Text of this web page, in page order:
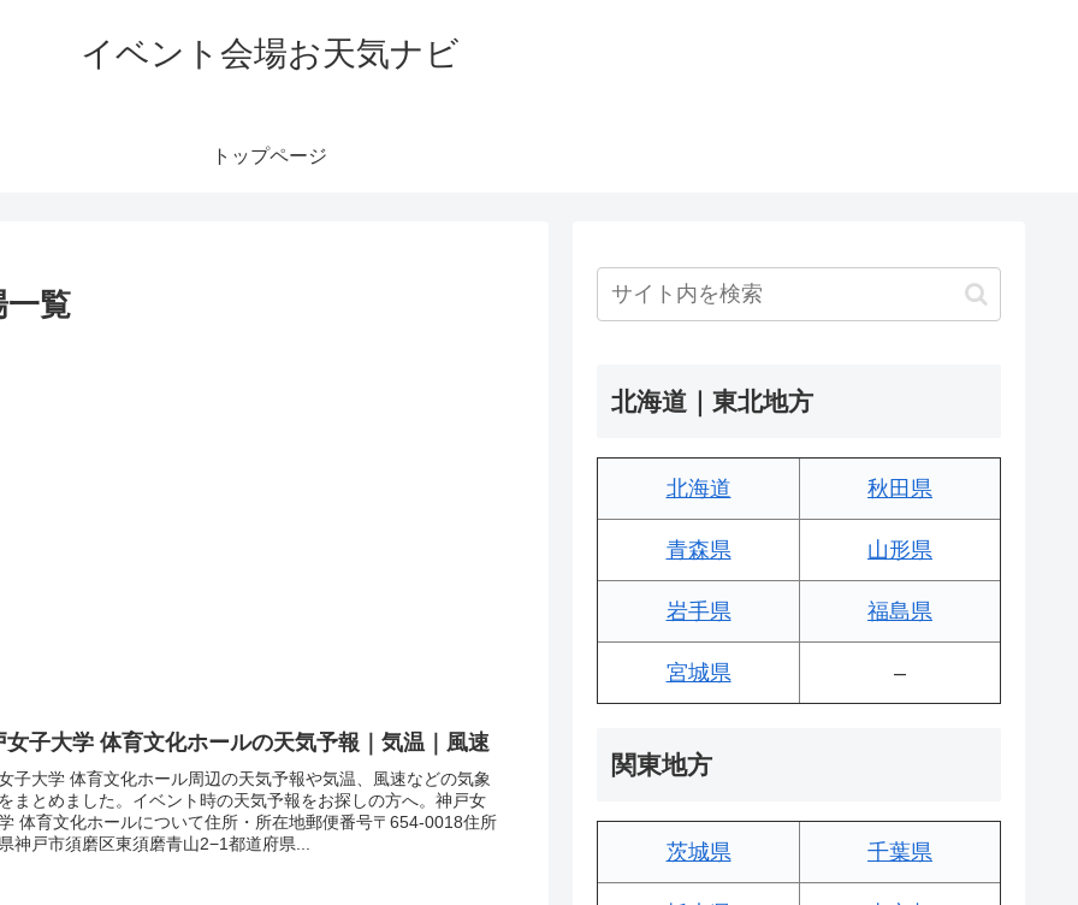
イベント会場お天気ナビ
トップページ
一覧
女子大学 体育文化ホールの天気予報｜気温｜風速
子大学 体育文化ホール周辺の天気予報や気温、風速などの気象
まとめました。イベント時の天気予報をお探しの方へ。神戸女
体育文化ホールについて住所・所在地郵便番号〒654-0018住所
神戸市須磨区東須磨青山2−1都道府県...
北海道｜東北地方
北海道 秋田県
青森県 山形県
岩手県 福島県
宮城県 –
関東地方
茨城県 千葉県